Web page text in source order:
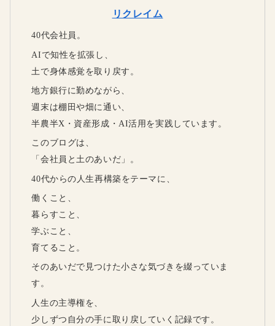
リクレイム
40代会社員。
AIで知性を拡張し、
土で身体感覚を取り戻す。
地方銀行に勤めながら、
週末は棚田や畑に通い、
半農半X・資産形成・AI活用を実践しています。
このブログは、
「会社員と土のあいだ」。
40代からの人生再構築をテーマに、
働くこと、
暮らすこと、
学ぶこと、
育てること。
そのあいだで見つけた小さな気づきを綴っていま
す。
人生の主導権を、
少しずつ自分の手に取り戻していく記録です。